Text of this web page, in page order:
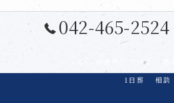
042-465-2524
法善寺について
1日葬
相談